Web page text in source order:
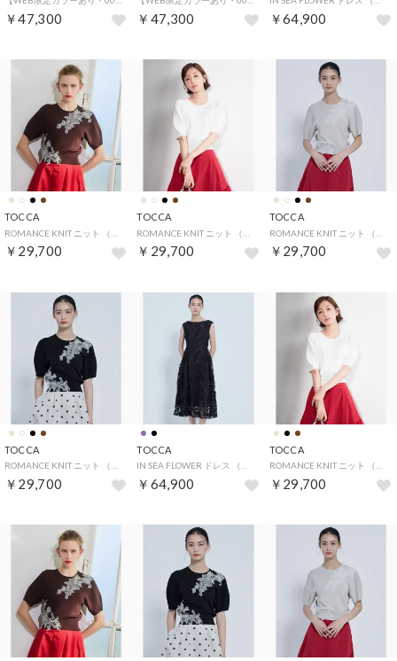
￥47,300 ￥47,300 ￥64,900
TOCCA
￥29,700
TOCCA
￥29,700
TOCCA
￥29,700
TOCCA
￥29,700
TOCCA
￥64,900
TOCCA
￥29,700